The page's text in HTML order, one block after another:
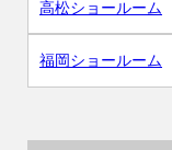
高松ショールーム
福岡ショールーム